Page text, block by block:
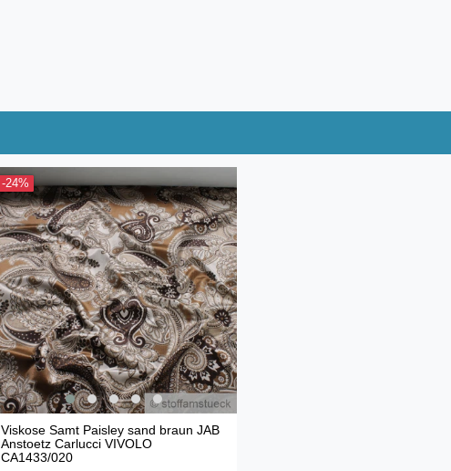
-24%
Viskose Samt Paisley sand braun JAB
Anstoetz Carlucci VIVOLO
CA1433/020